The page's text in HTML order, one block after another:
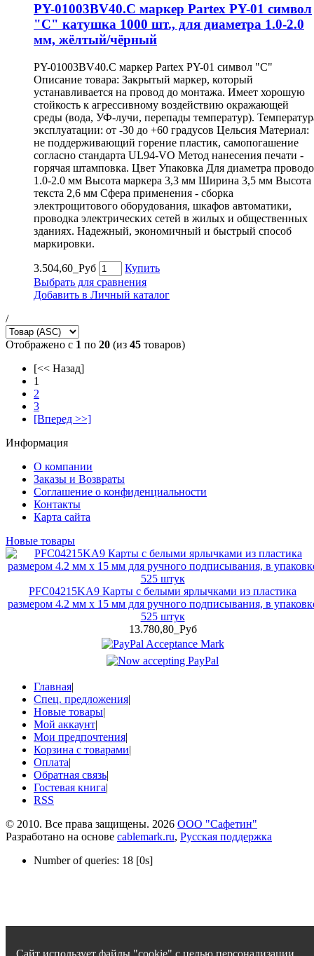
PY-01003BV40.C маркер Partex PY-01 символ
"C" катушка 1000 шт., для диаметра 1.0-2.0
мм, жёлтый/чёрный
PY-01003BV40.C маркер Partex PY-01 символ "C"
Описание товара: Закрытый маркер, который
устанавливается на провод до монтажа. Имеет хорошую
стойкость к агрессивному воздействию окражающей
среды (вода, УФ-лучи, перепады температур).
эксплуатации: от -30 до +60 градусов Цельсия Материал:
не поддерживающий горение пластик, самопогашение
согласно стандарта UL94-VO Метод нанесения печати -
горячая штамповка. Цвет Упаковка Для диаметра
1.0-2.0 мм Высота маркера 3,3 мм Ширина 3,5 мм Высота
текста 2,6 мм Сфера применения - сборка
электрощитового оборудования, шкафов автоматики,
проводка электрических сетей в жилых и общественных
зданиях. Надежный, экономичный и быстрый способ
маркировки.
3.504,60_Руб
Купить
Выбрать для сравнения
Добавить в Личный каталог
/
Отображено с 1 по 20 (из 45 товаров)
[<< Назад]
1
2
3
[Вперед >>]
Информация
О компании
Заказы и Возвраты
Соглашение о конфиденциальности
Контакты
Карта сайта
Новые товары
PFC04215KA9 Карты с белыми ярлычками из пластика
размером 4.2 мм x 15 мм для ручного подписывания, в
525 штук
13.780,80_Руб
Главная|
Спец. предложения|
Новые товары|
Мой аккаунт|
Мои предпочтения|
Корзина с товарами|
Оплата|
Обратная связь|
Гостевая книга|
RSS
© 2010. Все права защищены. 2026 ООО "Сафетин"
Разработано на основе cablemark.ru, Русская поддержка
Сайт использует файлы "cookie" с целью персонализации
Number of queries: 18 [0s]